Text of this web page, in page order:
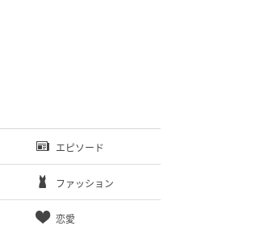
エピソード
ファッション
恋愛